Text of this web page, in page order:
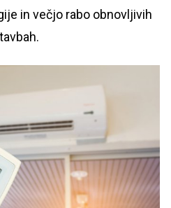
in večjo rabo obnovljivih